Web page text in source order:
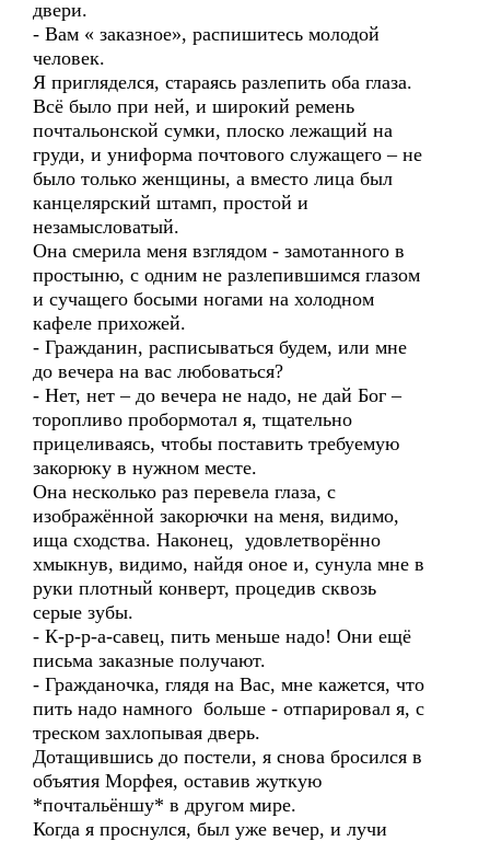
двери.
- Вам « заказное», распишитесь молодой
человек.
Я пригляделся, стараясь разлепить оба глаза.
Всё было при ней, и широкий ремень
почтальонской сумки, плоско лежащий на
груди, и униформа почтового служащего – не
было только женщины, а вместо лица был
канцелярский штамп, простой и
незамысловатый.
Она смерила меня взглядом - замотанного в
простыню, с одним не разлепившимся глазом
и сучащего босыми ногами на холодном
кафеле прихожей.
- Гражданин, расписываться будем, или мне
до вечера на вас любоваться?
- Нет, нет – до вечера не надо, не дай Бог –
торопливо пробормотал я, тщательно
прицеливаясь, чтобы поставить требуемую
закорюку в нужном месте.
Она несколько раз перевела глаза, с
изображённой закорючки на меня, видимо,
ища сходства. Наконец, удовлетворённо
хмыкнув, видимо, найдя оное и, сунула мне в
руки плотный конверт, процедив сквозь
серые зубы.
- К-р-р-а-савец, пить меньше надо! Они ещё
письма заказные получают.
- Гражданочка, глядя на Вас, мне кажется, что
пить надо намного больше - отпарировал я, с
треском захлопывая дверь.
Дотащившись до постели, я снова бросился в
объятия Морфея, оставив жуткую
*почтальёншу* в другом мире.
Когда я проснулся, был уже вечер, и лучи